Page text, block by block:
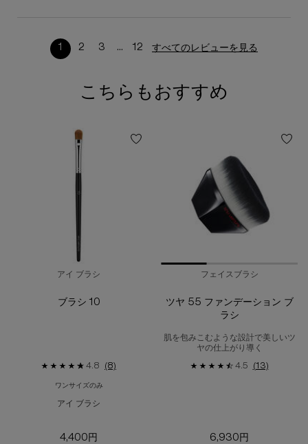
ページ 1/12。 現在のページ
1 2 3 ... 12 すべてのレビューを見る
こちらもおすすめ
アイ ブラシ
ブラシ 10
4.8 (8)
ワンサイズのみ
アイ ブラシ
4,400円
フェイスブラシ
ツヤ 55 ファンデーション ブ
ラシ
肌を包みこむような設計で美しいツ
ヤの仕上がり導く
4.5 (13)
6,930円